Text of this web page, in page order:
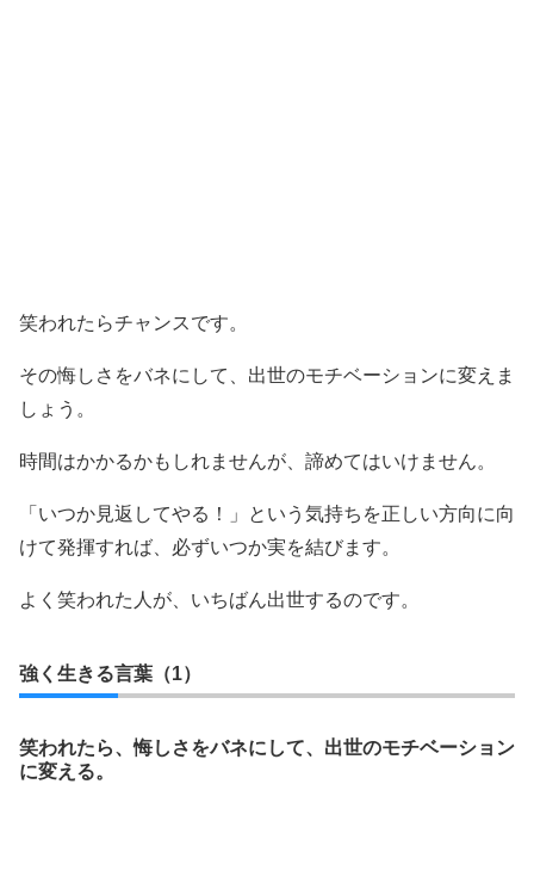
笑われたらチャンスです。
その悔しさをバネにして、出世のモチベーションに変えま
しょう。
時間はかかるかもしれませんが、諦めてはいけません。
「いつか見返してやる！」という気持ちを正しい方向に向
けて発揮すれば、必ずいつか実を結びます。
よく笑われた人が、いちばん出世するのです。
強く生きる言葉（1）
笑われたら、悔しさをバネにして、出世のモチベーション
に変える。